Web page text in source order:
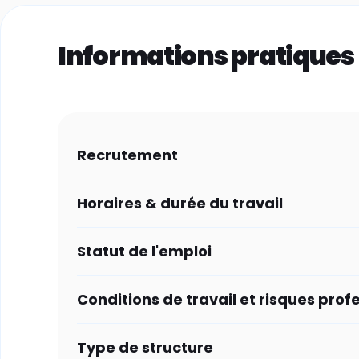
Informations pratiques
Recrutement
Horaires & durée du travail
Statut de l'emploi
Conditions de travail et risques
Type de structure